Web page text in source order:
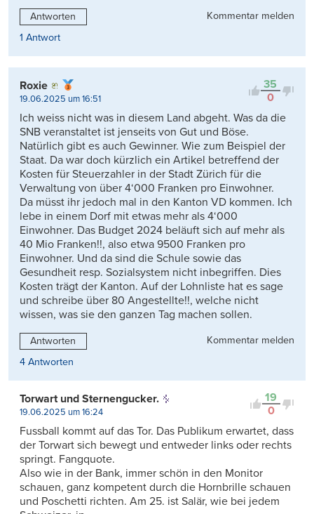
Antworten
Kommentar melden
1 Antwort
35
0
Roxie
19.06.2025 um 16:51
Ich weiss nicht was in diesem Land abgeht. Was da die
SNB veranstaltet ist jenseits von Gut und Böse.
Natürlich gibt es auch Gewinner. Wie zum Beispiel der
Staat. Da war doch kürzlich ein Artikel betreffend der
Kosten für Steuerzahler in der Stadt Zürich für die
Verwaltung von über 4‘000 Franken pro Einwohner.
Da müsst ihr jedoch mal in den Kanton VD kommen. Ich
lebe in einem Dorf mit etwas mehr als 4‘000
Einwohner. Das Budget 2024 beläuft sich auf mehr als
40 Mio Franken!!, also etwa 9500 Franken pro
Einwohner. Und da sind die Schule sowie das
Gesundheit resp. Sozialsystem nicht inbegriffen. Dies
Kosten trägt der Kanton. Auf der Lohnliste hat es sage
und schreibe über 80 Angestellte!!, welche nicht
wissen, was sie den ganzen Tag machen sollen.
Antworten
Kommentar melden
4 Antworten
19
0
Torwart und Sternengucker.
19.06.2025 um 16:24
Fussball kommt auf das Tor. Das Publikum erwartet, dass
der Torwart sich bewegt und entweder links oder rechts
springt. Fangquote.
Also wie in der Bank, immer schön in den Monitor
schauen, ganz kompetent durch die Hornbrille schauen
und Poschetti richten. Am 25. ist Salär, wie bei jedem